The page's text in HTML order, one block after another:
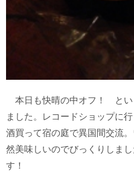
本日も快晴の中オフ！ とい
ました。レコードショップに
酒買って宿の庭で異国間交流
然美味しいのでびっくりしま
す！